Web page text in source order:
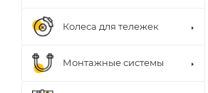
Колеса для тележек
Монтажные системы